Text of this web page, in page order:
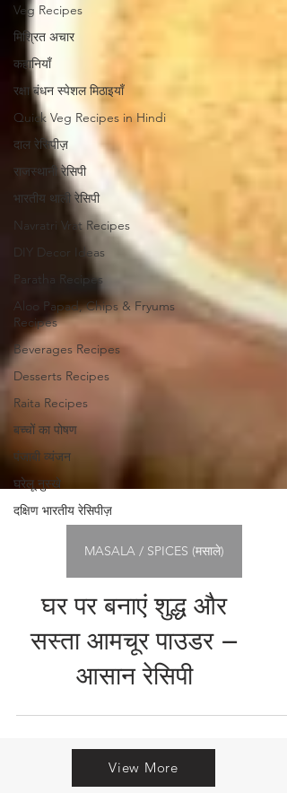
Veg Recipes
मिश्रित अचार
कहानियाँ
रक्षा बंधन स्पेशल मिठाइयाँ
Quick Veg Recipes in Hindi
दाल रेसिपीज़
राजस्थानी रेसिपी
भारतीय थाली रेसिपी
Navratri Vrat Recipes
DIY Decor Ideas
Paratha Recipes
Aloo Papad, Chips & Fryums
Recipes
Beverages Recipes
Desserts Recipes
Raita Recipes
बच्चों का पोषण
पंजाबी व्यंजन
घरेलू नुस्खे
दक्षिण भारतीय रेसिपीज़
MASALA / SPICES (मसाले)
घर पर बनाएं शुद्ध और
सस्ता आमचूर पाउडर –
आसान रेसिपी